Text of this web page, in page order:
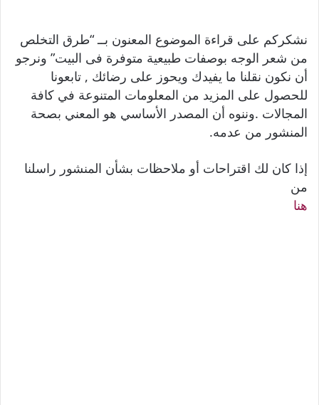
نشكركم على قراءة الموضوع المعنون بــ “طرق التخلص
من شعر الوجه بوصفات طبيعية متوفرة فى البيت” ونرجو
أن نكون نقلنا ما يفيدك ويحوز على رضائك , تابعونا
للحصول على المزيد من المعلومات المتنوعة في كافة
المجالات .وننوه أن المصدر الأساسي هو المعني بصحة
المنشور من عدمه.
إذا كان لك اقتراحات أو ملاحظات بشأن المنشور راسلنا
من
هنا